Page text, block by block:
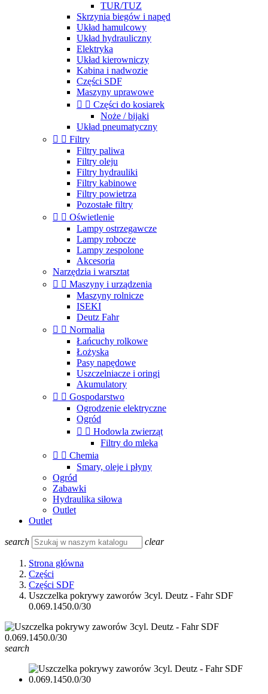
TUR/TUZ
Skrzynia biegów i napęd
Układ hamulcowy
Układ hydrauliczny
Elektryka
Układ kierowniczy
Kabina i nadwozie
Części SDF
Maszyny uprawowe
  Części do kosiarek
Noże / bijaki
Układ pneumatyczny
  Filtry
Filtry paliwa
Filtry oleju
Filtry hydrauliki
Filtry kabinowe
Filtry powietrza
Pozostałe filtry
  Oświetlenie
Lampy ostrzegawcze
Lampy robocze
Lampy zespolone
Akcesoria
Narzędzia i warsztat
  Maszyny i urządzenia
Maszyny rolnicze
ISEKI
Deutz Fahr
  Normalia
Łańcuchy rolkowe
Łożyska
Pasy napędowe
Uszczelniacze i oringi
Akumulatory
  Gospodarstwo
Ogrodzenie elektryczne
Ogród
  Hodowla zwierząt
Filtry do mleka
  Chemia
Smary, oleje i płyny
Ogród
Zabawki
Hydraulika siłowa
Outlet
Outlet
search clear
Strona główna
Części
Części SDF
Uszczelka pokrywy zaworów 3cyl. Deutz - Fahr SDF
0.069.1450.0/30
search